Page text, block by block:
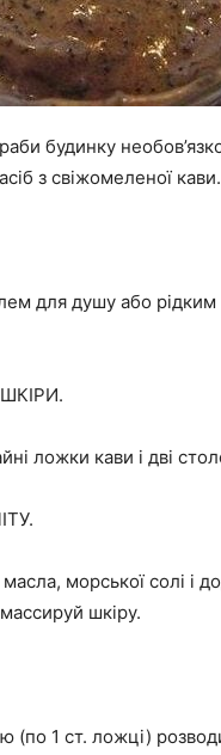
будинку
з свіжомеленої кави.
для душу або
ложки кави і дві
морської солі і
шкіру.
(по 1 ст. ложці)